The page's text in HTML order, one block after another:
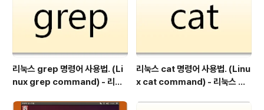
리눅스 grep 명령어 사용법. (Li
nux grep command) - 리눅
리눅스 cat 명령어 사용법. (Linu
x cat command) - 리눅스 파